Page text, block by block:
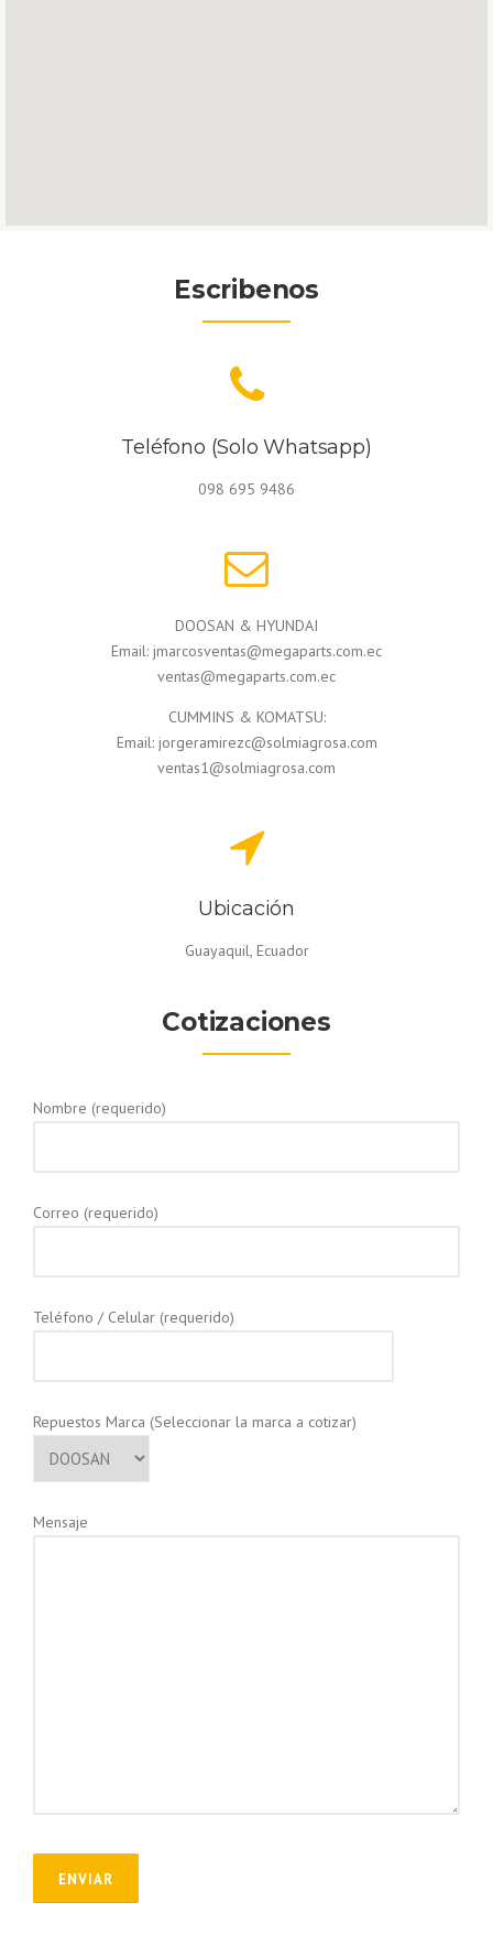
Escribenos
Teléfono (Solo Whatsapp)
098 695 9486
DOOSAN & HYUNDAI
Email: jmarcosventas@megaparts.com.ec
ventas@megaparts.com.ec
CUMMINS & KOMATSU:
Email: jorgeramirezc@solmiagrosa.com
ventas1@solmiagrosa.com
Ubicación
Guayaquil, Ecuador
Cotizaciones
Nombre (requerido)
Correo (requerido)
Teléfono / Celular (requerido)
Repuestos Marca (Seleccionar la marca a cotizar)
Mensaje